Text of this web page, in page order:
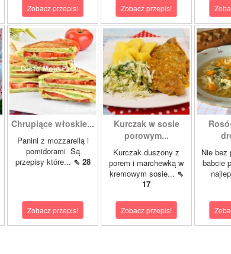
Zobacz przepis! Zobacz przepis!
Chrupiące włoskie...
Panini z mozzarellą i
pomidorami Są
przepisy które... ⇖ 28
Zobacz przepis!
Kurczak w sosie
porowym...
Kurczak duszony z
porem i marchewką w
kremowym sosie... ⇖
17
Zobacz przepis!
Nie bez
babcie